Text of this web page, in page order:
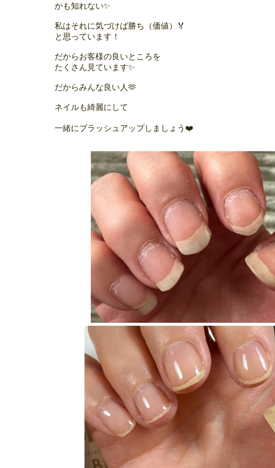
かも知れない✨
私はそれに気づけば勝ち（価値）🏅
と思っています！
だからお客様の良いところを
たくさん見ています✨
だからみんな良い人🫶
ネイルも綺麗にして
一緒にブラッシュアップしましょう❤️